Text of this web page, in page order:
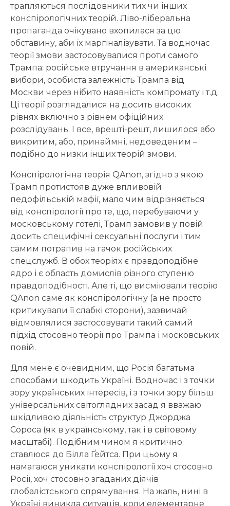
трапляються послідовники тих чи інших
конспірологічних теорій. Ліво-ліберальна
пропаганда очікувано вхопилася за цю
обставину, аби їх маргіналізувати. Та водночас
теорії змови застосовувалися проти самого
Трампа: російське втручання в американські
вибори, особиста залежність Трампа від
Москви через нібито наявність компромату і т.д.
Ці теорії розглядалися на досить високих
рівнях включно з рівнем офіційних
розслідувань. І все, врешті-решт, лишилося або
викритим, або, принаймні, недоведеним –
подібно до низки інших теорій змови.
Конспірологічна теорія QAnon, згідно з якою
Трамп протистояв дуже впливовій
педофільській мафії, мало чим відрізняється
від конспірології про те, що, перебуваючи у
московському готелі, Трамп замовив у повій
досить специфічні сексуальні послуги і тим
самим потрапив на гачок російських
спецслужб. В обох теоріях є правдоподібне
ядро і є область домислів різного ступеню
правдоподібності. Але ті, що висміювали теорію
QAnon саме як конспірологічну (а не просто
критикували її слабкі сторони), зазвичай
відмовлялися застосовувати такий самий
підхід стосовно теорії про Трампа і московських
повій.
Для мене є очевидним, що Росія багатьма
способами шкодить Україні. Водночас і з точки
зору українських інтересів, і з точки зору більш
універсальних світоглядних засад я вважаю
шкідливою діяльність структур Джорджа
Сороса (як в українському, так і в світовому
масштабі). Подібним чином я критично
ставлюся до Білла Ґейтса. При цьому я
намагаюся уникати конспірології хоч стосовно
Росії, хоч стосовно згаданих діячів
глобалістського спрямування. На жаль, нині в
Україні виникла ситуація, коли елементарне